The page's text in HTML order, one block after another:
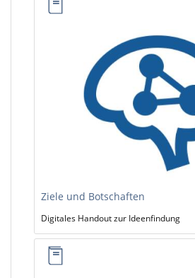
Ziele und Botschaften
Digitales Handout zur Ideenfindung